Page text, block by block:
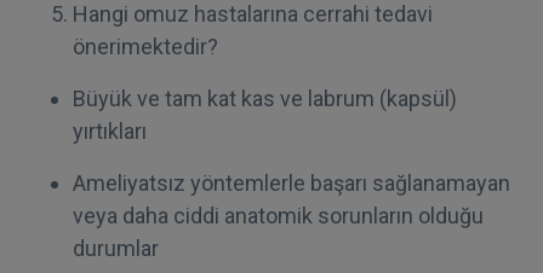
Hangi omuz hastalarına cerrahi tedavi
önerimektedir?
Büyük ve tam kat kas ve labrum (kapsül)
yırtıkları
Ameliyatsız yöntemlerle başarı sağlanamayan
veya daha ciddi anatomik sorunların olduğu
durumlar